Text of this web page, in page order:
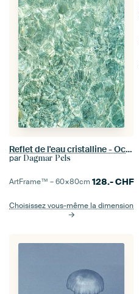
Reflet de l'eau cristalline - Océan turquoise Photographie Art Print
par Dagmar Pels
ArtFrame™ –60×80cm 128.-CHF
Choisissez vous-même la dimension